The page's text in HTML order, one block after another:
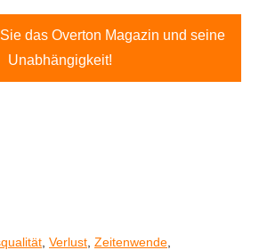
das Overton Magazin und seine
Unabhängigkeit!
Verlust Zeitenwende